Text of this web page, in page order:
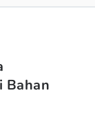
Bahan